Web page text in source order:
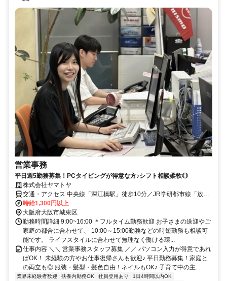
営業事務
平日週5勤務募集！PCタイピングが得意な方♪シフト相談柔軟◎
株式会社ヤマトヤ
交通・アクセス 中央線「深江橋駅」徒歩10分／JR学研都市線「放出
駅」徒歩14分 ＊自転車・バイク通勤OK
時給1,300円以上
大阪府大阪市城東区
勤務時間詳細 9:00~16:00 ＊フルタイム勤務歓迎 お子さまの送迎やご
家庭の都合に合わせて、 10:00～15:00勤務などの時短勤務も相談可
能です。 ライフスタイルに合わせて無理なく働ける環...
仕事内容 ＼＼ 営業事務スタッフ募集 ／／ パソコン入力が得意であれ
ばOK！ 未経験の方やお仕事復帰さんも歓迎♪ 平日勤務募集！家庭と
の両立も◎ 服装・髪型・髪色自由！ネイルもOK♪ 子育て中の主...
業界未経験者歓迎 扶養内勤務OK 社員登用あり
1日4時間以内OK